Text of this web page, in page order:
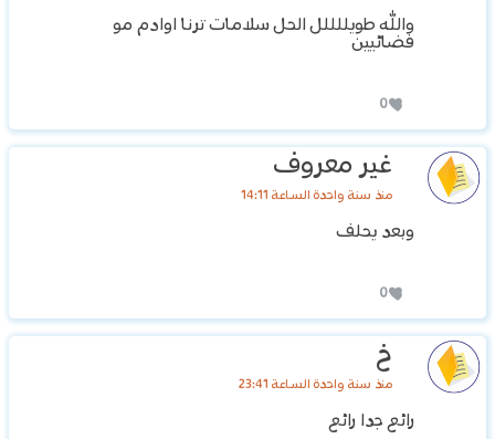
والله طويللللل الحل سلامات ترنا اوادم مو
فضائيين
0
غير معروف
منذ سنة واحدة الساعة 14:11
وبعد يحلف
0
خ
منذ سنة واحدة الساعة 23:41
رائع جدا رائع